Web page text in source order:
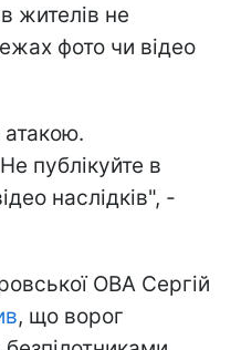
жителів не
фото чи відео
Не публікуйте в
наслідків", -
ОВА Сергій
, що ворог